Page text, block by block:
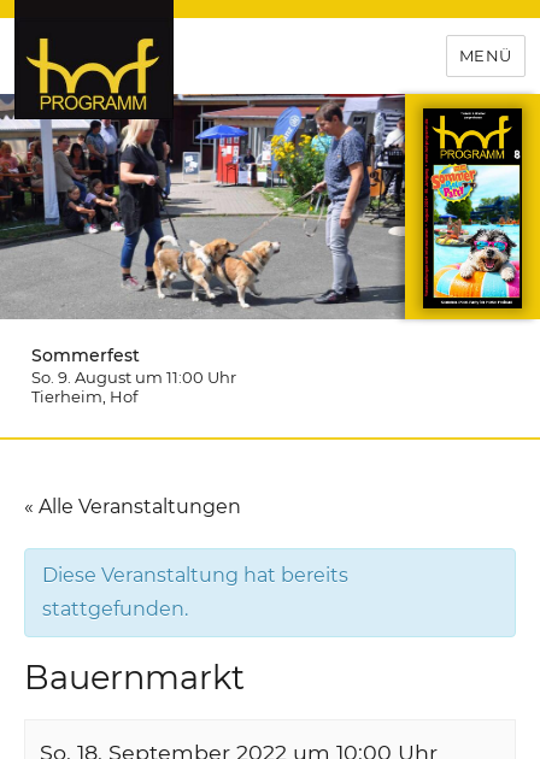
hof-programm – das
Veranstaltungsportal für
Hochfranken
MENÜ
Sommerfest
So. 9. August um 11:00 Uhr
Tierheim , Hof
« Alle Veranstaltungen
Diese Veranstaltung hat bereits
stattgefunden.
Bauernmarkt
So. 18. September 2022 um 10:00 Uhr